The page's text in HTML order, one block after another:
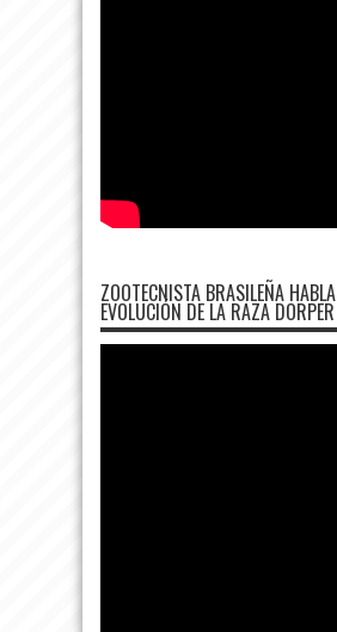
ZOOTECNISTA BRASILEÑA
EVOLUCIÓN DE LA RAZA